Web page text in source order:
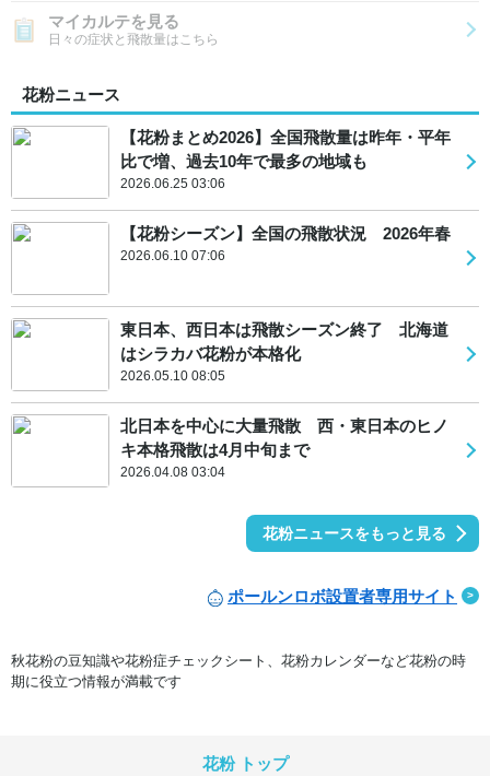
マイカルテを見る
日々の症状と飛散量はこちら
花粉ニュース
【花粉まとめ2026】全国飛散量は昨年・平年
比で増、過去10年で最多の地域も
2026.06.25 03:06
【花粉シーズン】全国の飛散状況 2026年春
2026.06.10 07:06
東日本、西日本は飛散シーズン終了 北海道
はシラカバ花粉が本格化
2026.05.10 08:05
北日本を中心に大量飛散 西・東日本のヒノ
キ本格飛散は4月中旬まで
2026.04.08 03:04
花粉ニュースをもっと見る
ポールンロボ設置者専用サイト
秋花粉の豆知識や花粉症チェックシート、花粉カレンダーなど花粉の時
期に役立つ情報が満載です
花粉 トップ